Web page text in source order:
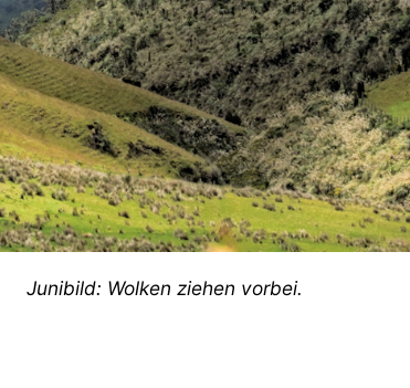
Junibild: Wolken ziehen vorbei.